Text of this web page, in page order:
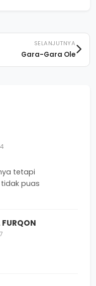
SELANJUTNYA
Gara-Gara Ole
tetapi
puas